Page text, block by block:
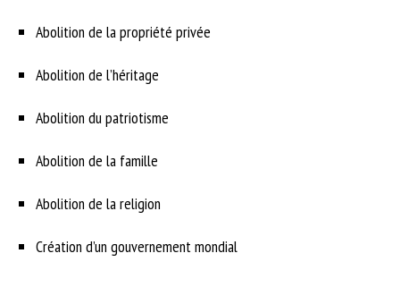
Abolition de la propriété privée
Abolition de l’héritage
Abolition du patriotisme
Abolition de la famille
Abolition de la religion
Création d’un gouvernement mondial